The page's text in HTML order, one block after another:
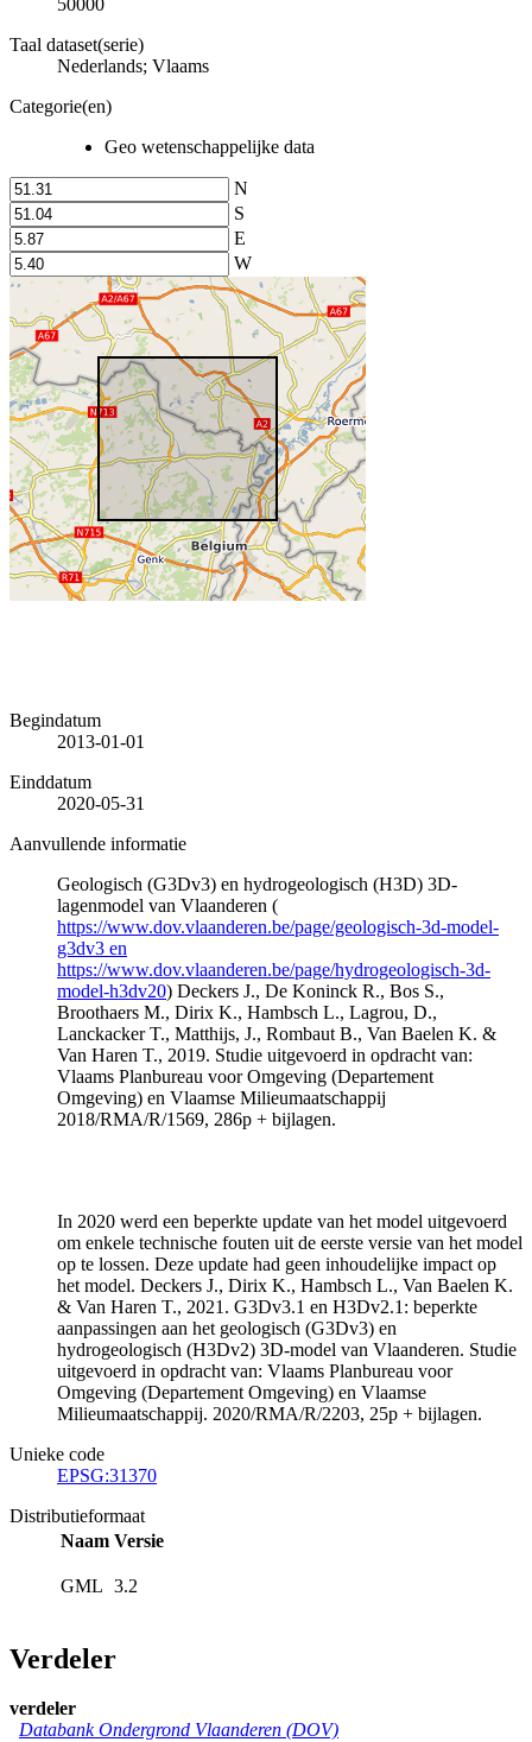
Taal dataset(serie)
Nederlands; Vlaams
Categorie(en)
Geo wetenschappelijke data
N
S
E
W
Begindatum
2013-01-01
Einddatum
2020-05-31
Aanvullende informatie
Geologisch (G3Dv3) en hydrogeologisch (H3D) 3D-
lagenmodel van Vlaanderen (
https://www.dov.vlaanderen.be/page/geologisch-3d-model-
g3dv3 en
https://www.dov.vlaanderen.be/page/hydrogeologisch-3d-
model-h3dv20) Deckers J., De Koninck R., Bos S.,
Broothaers M., Dirix K., Hambsch L., Lagrou, D.,
Lanckacker T., Matthijs, J., Rombaut B., Van Baelen K. &
Van Haren T., 2019. Studie uitgevoerd in opdracht van:
Vlaams Planbureau voor Omgeving (Departement
Omgeving) en Vlaamse Milieumaatschappij
2018/RMA/R/1569, 286p + bijlagen.
In 2020 werd een beperkte update van het model uitgevoerd
om enkele technische fouten uit de eerste versie van het model
op te lossen. Deze update had geen inhoudelijke impact op
het model. Deckers J., Dirix K., Hambsch L., Van Baelen K.
& Van Haren T., 2021. G3Dv3.1 en H3Dv2.1: beperkte
aanpassingen aan het geologisch (G3Dv3) en
hydrogeologisch (H3Dv2) 3D-model van Vlaanderen. Studie
uitgevoerd in opdracht van: Vlaams Planbureau voor
Omgeving (Departement Omgeving) en Vlaamse
Milieumaatschappij. 2020/RMA/R/2203, 25p + bijlagen.
Unieke code
EPSG:31370
Distributieformaat
Naam Versie
GML 3.2
Verdeler
verdeler
Databank Ondergrond Vlaanderen (DOV)